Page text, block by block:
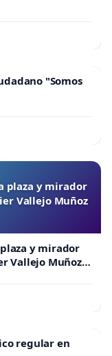
"Somos
plaza y mirador
Vallejo Muñoz
y mirador
Vallejo Muñoz
regular en